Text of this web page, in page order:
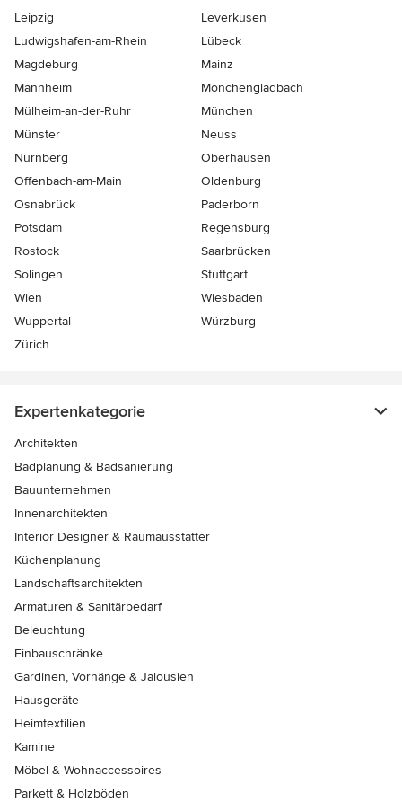
Leipzig
Leverkusen
Ludwigshafen-am-Rhein
Lübeck
Magdeburg
Mainz
Mannheim
Mönchen­gladbach
Mülheim-an-der-Ruhr
München
Münster
Neuss
Nürnberg
Oberhausen
Offenbach-am-Main
Oldenburg
Osnabrück
Paderborn
Potsdam
Regensburg
Rostock
Saarbrücken
Solingen
Stuttgart
Wien
Wiesbaden
Wuppertal
Würzburg
Zürich
Expertenkategorie
Architekten
Badplanung & Badsanierung
Bauunternehmen
Innenarchitekten
Interior Designer & Raumausstatter
Küchenplanung
Landschaftsarchitekten
Armaturen & Sanitärbedarf
Beleuchtung
Einbauschränke
Gardinen, Vorhänge & Jalousien
Hausgeräte
Heimtextilien
Kamine
Möbel & Wohnaccessoires
Parkett & Holzböden